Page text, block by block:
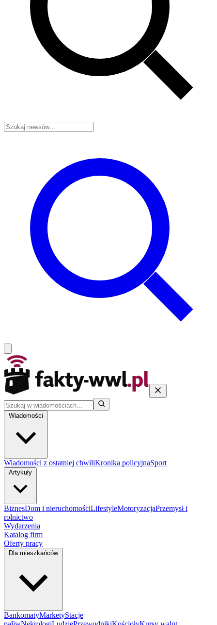
Wiadomości
Wiadomości z ostatniej chwiliKronika policyjnaSport
Artykuły
BiznesDom i nieruchomościLifestyleMotoryzacjaPrzemysł i
rolnictwo
Wydarzenia
Katalog firm
Oferty pracy
Dla mieszkańców
BankomatyMarketyStacje